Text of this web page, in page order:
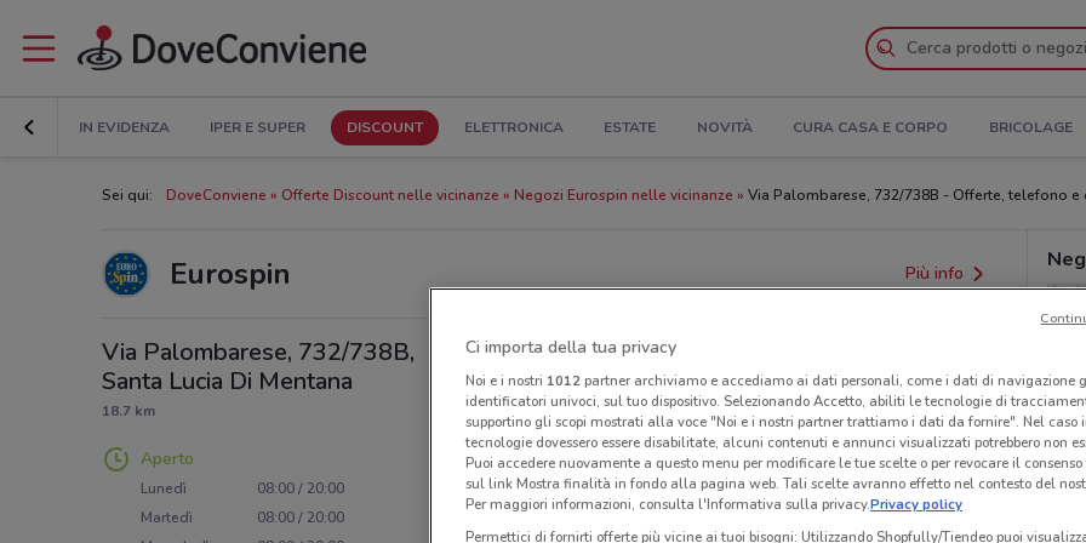
IN EVIDENZA IPER E SUPER DISCOUNT ELETTRONICA ESTATE NOVITÀ CURA CASA E CORPO BRICOLAGE
Sei qui: DoveConviene Offerte Discount nelle vicinanze Negozi Eurospin nelle vicinanze Via Palombarese, 732/738B - Offerte, telefono e
Eurospin Più info
Via Palombarese, 732/738B,
Santa Lucia Di Mentana
18.7 km
Aperto
Lunedì
08:00 / 20:00
Martedì
08:00 / 20:00
Ci importa della tua privacy
Noi e i nostri 1012partner archiviamo e accediamo ai dati personali, come i dati di navigazione
identificatori univoci, sul tuo dispositivo. Selezionando Accetto, abiliti le tecnologie di
supportino gli scopi mostrati alla voce "Noi e i nostri partner trattiamo i dati da fornire". Nel caso
tecnologie dovessero essere disabilitate, alcuni contenuti e annunci visualizzati potrebbero non
Puoi accedere nuovamente a questo menu per modificare le tue scelte o per revocare il
sul link Mostra finalità in fondo alla pagina web. Tali scelte avranno effetto nel contesto del
Per maggiori informazioni, consulta l'Informativa sulla privacy.Privacy policy
Permettici di fornirti offerte più vicine ai tuoi bisogni: Utilizzando Shopfully/Tiendeo puoi